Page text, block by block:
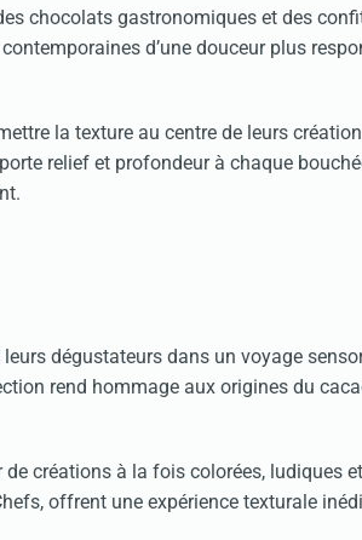
chocolats gastronomiques et des
d’une douceur plus
la texture au centre de leurs
relief et profondeur à chaque
dégustateurs dans un voyage
rend hommage aux origines du
créations à la fois colorées, ludiques
offrent une expérience texturale